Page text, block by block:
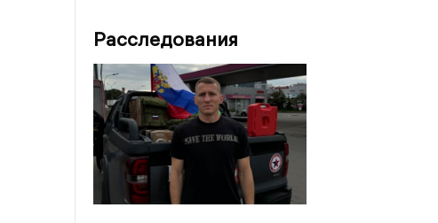
Расследования